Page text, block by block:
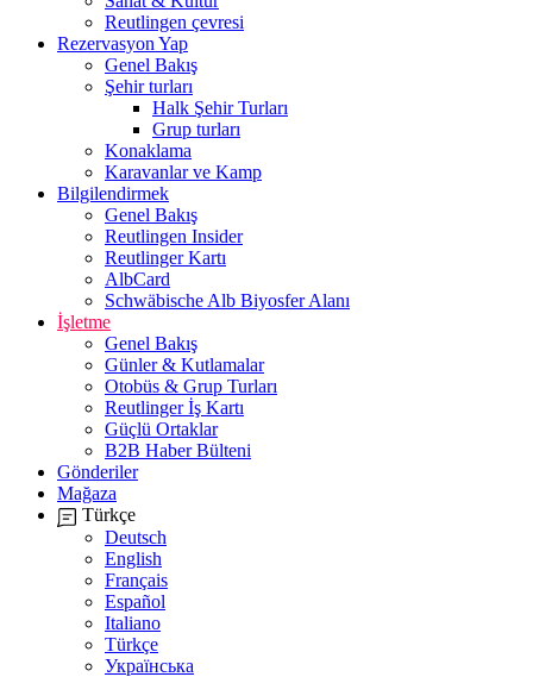
Reutlingen çevresi
Rezervasyon Yap
Genel Bakış
Şehir turları
Halk Şehir Turları
Grup turları
Konaklama
Karavanlar ve Kamp
Bilgilendirmek
Genel Bakış
Reutlingen Insider
Reutlinger Kartı
AlbCard
Schwäbische Alb Biyosfer Alanı
İşletme
Genel Bakış
Günler & Kutlamalar
Otobüs & Grup Turları
Reutlinger İş Kartı
Güçlü Ortaklar
B2B Haber Bülteni
Gönderiler
Mağaza
Türkçe
Deutsch
English
Français
Español
Italiano
Türkçe
Українська